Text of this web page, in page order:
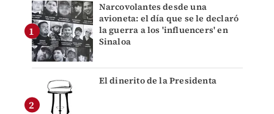
Narcovolantes desde una
avioneta: el día que se le declaró
la guerra a los 'influencers' en
Sinaloa
El dinerito de la Presidenta